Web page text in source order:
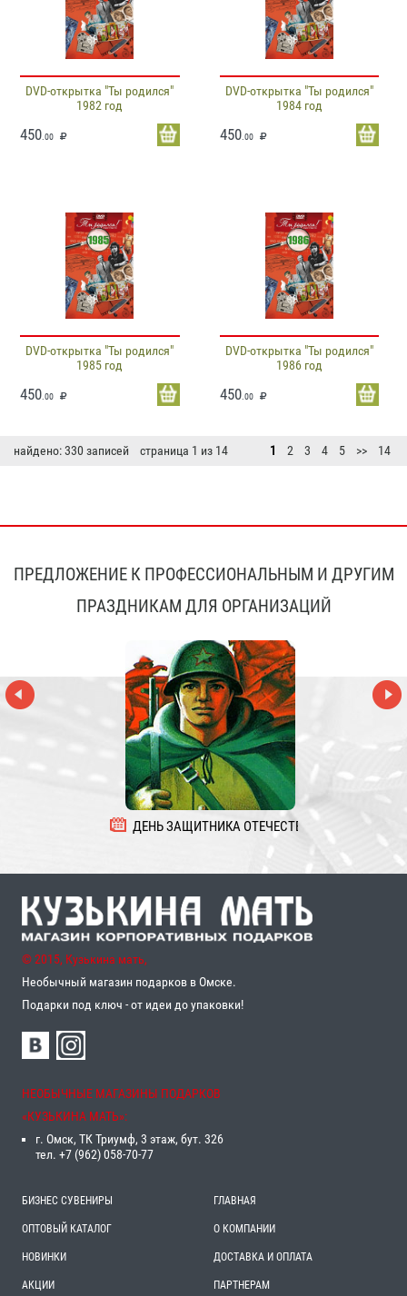
DVD-открытка "Ты родился"
1982 год
450 .00
DVD-открытка "Ты родился"
1984 год
450.00
DVD-открытка "Ты родился"
1985 год
450 .00
DVD-открытка "Ты родился"
1986 год
450.00
найдено: 330 записей страница 1 из 14 1 2 3 4 5 >> 14
ПРЕДЛОЖЕНИЕ К ПРОФЕССИОНАЛЬНЫМ И ДРУГИМ
ПРАЗДНИКАМ ДЛЯ ОРГАНИЗАЦИЙ
ДЕНЬ ЗАЩИТНИКА ОТЕЧЕСТВА
© 2015, Кузькина мать,
Необычный магазин подарков в Омске.
Подарки под ключ - от идеи до упаковки!
НЕОБЫЧНЫЕ МАГАЗИНЫ ПОДАРКОВ
«‎КУЗЬКИНА МАТЬ»‎:
г. Омск, ТК Триумф, 3 этаж, бут. 326
тел. +7 (962) 058-70-77
БИЗНЕС СУВЕНИРЫ
ОПТОВЫЙ КАТАЛОГ
НОВИНКИ
АКЦИИ
ГЛАВНАЯ
О КОМПАНИИ
ДОСТАВКА И ОПЛАТА
ПАРТНЕРАМ